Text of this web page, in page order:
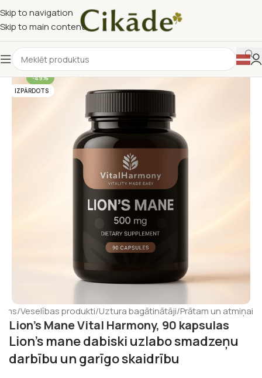
Skip to navigation
Skip to main content
-49%
IZPĀRDOTS
/Veselības produkti/Uztura bagātinātāji/Prātam un atmiņai
Lion’s Mane Vital Harmony, 90 kapsulas
Lion’s mane dabiski uzlabo smadzeņu
darbību un garīgo skaidrību